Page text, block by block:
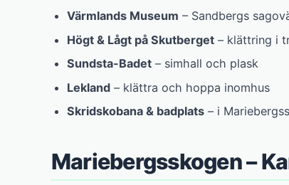
Värmlands Museum – Sandbergs
Högt & Lågt på Skutberget – klättring i
Sundsta-Badet – simhall och plask
Lekland – klättra och hoppa inomhus
Skridskobana & badplats – i
Mariebergsskogen –